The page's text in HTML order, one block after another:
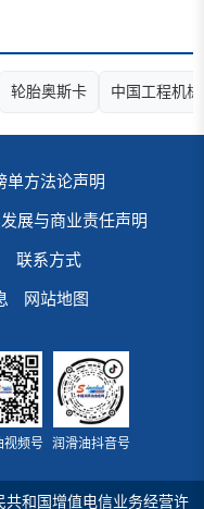
轮胎奥斯卡 中国工程机
单方法论声明
展与商业责任声明
联系方式
网站地图
视频号 润滑油抖音号
共和国增值电信业务经营许